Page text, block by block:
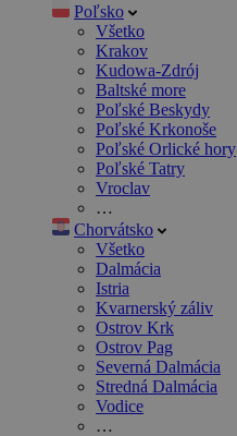
Poľsko
Všetko
Krakov
Kudowa-Zdrój
Baltské more
Poľské Beskydy
Poľské Krkonoše
Poľské Orlické hory
Poľské Tatry
Vroclav
…
Chorvátsko
Všetko
Dalmácia
Istria
Kvarnerský záliv
Ostrov Krk
Ostrov Pag
Severná Dalmácia
Stredná Dalmácia
Vodice
…